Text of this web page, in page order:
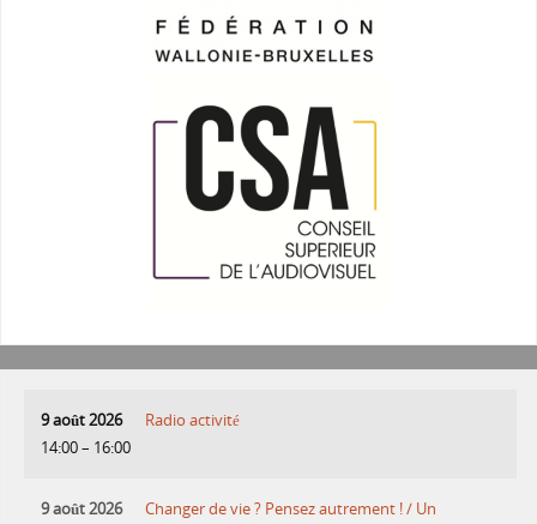
9 août 2026
14:00– 16:00
Radio activité
9 août 2026
Changer de vie ? Pensez autrement ! / Un